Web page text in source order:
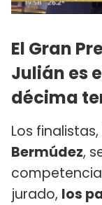
El Gran
Julián es
décima
Los finalistas,
Bermúdez,
jurado, los